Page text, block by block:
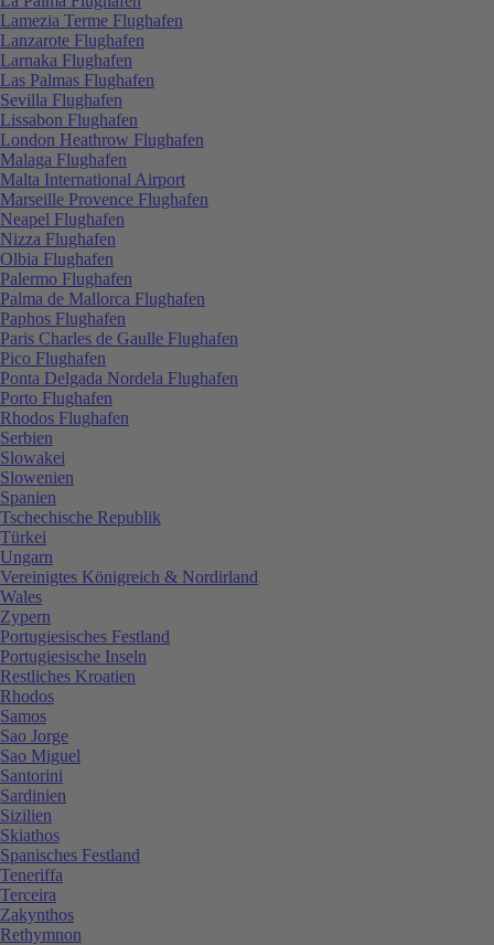
Lamezia Terme Flughafen
Lanzarote Flughafen
Larnaka Flughafen
Las Palmas Flughafen
Sevilla Flughafen
Lissabon Flughafen
London Heathrow Flughafen
Malaga Flughafen
Malta International Airport
Marseille Provence Flughafen
Neapel Flughafen
Nizza Flughafen
Olbia Flughafen
Palermo Flughafen
Palma de Mallorca Flughafen
Paphos Flughafen
Paris Charles de Gaulle Flughafen
Pico Flughafen
Ponta Delgada Nordela Flughafen
Porto Flughafen
Rhodos Flughafen
Serbien
Slowakei
Slowenien
Spanien
Tschechische Republik
Türkei
Ungarn
Vereinigtes Königreich & Nordirland
Wales
Zypern
Portugiesisches Festland
Portugiesische Inseln
Restliches Kroatien
Rhodos
Samos
Sao Jorge
Sao Miguel
Santorini
Sardinien
Sizilien
Skiathos
Spanisches Festland
Teneriffa
Terceira
Zakynthos
Rethymnon